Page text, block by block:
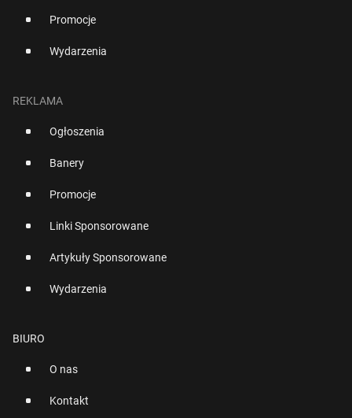
Promocje
Wydarzenia
REKLAMA
Ogłoszenia
Banery
Promocje
Linki Sponsorowane
Artykuły Sponsorowane
Wydarzenia
BIURO
O nas
Kontakt